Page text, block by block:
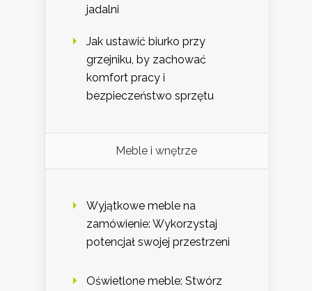
jadalni
Jak ustawić biurko przy
grzejniku, by zachować
komfort pracy i
bezpieczeństwo sprzętu
Meble i wnętrze
Wyjątkowe meble na
zamówienie: Wykorzystaj
potencjał swojej przestrzeni
Oświetlone meble: Stwórz